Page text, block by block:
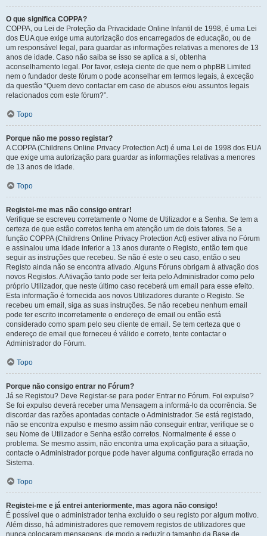
O que significa COPPA?
COPPA, ou Lei de Proteção da Privacidade Online Infantil de 1998, é uma Lei
dos EUA que exige uma autorização dos encarregados de educação, ou de
um responsável legal, para guardar as informações relativas a menores de 13
anos de idade. Caso não saiba se isso se aplica a si, obtenha
aconselhamento legal. Por favor, esteja ciente de que nem o phpBB Limited
nem o fundador deste fórum o pode aconselhar em termos legais, à exceção
da questão “Quem devo contactar em caso de abusos e/ou assuntos legais
relacionados com este fórum?”.
Topo
Porque não me posso registar?
A COPPA (Childrens Online Privacy Protection Act) é uma Lei de 1998 dos EUA
que exige uma autorização para guardar as informações relativas a menores
de 13 anos de idade.
Topo
Registei-me mas não consigo entrar!
Verifique se escreveu corretamente o Nome de Utilizador e a Senha. Se tem a
certeza de que estão corretos tenha em atenção um de dois fatores. Se a
função COPPA (Childrens Online Privacy Protection Act) estiver ativa no Fórum
e assinalou uma idade inferior a 13 anos durante o Registo, então tem que
seguir as instruções que recebeu. Se não é este o seu caso, então o seu
Registo ainda não se encontra ativado. Alguns Fóruns obrigam à ativação dos
novos Registos. A Ativação tanto pode ser feita pelo Administrador como pelo
próprio Utilizador, que neste último caso receberá um email para esse efeito.
Esta informação é fornecida aos novos Utilizadores durante o Registo. Se
recebeu um email, siga as suas instruções. Se não recebeu nenhum email
pode ter escrito incorretamente o endereço de email ou então está
considerado como spam pelo seu cliente de email. Se tem certeza que o
endereço de email que forneceu é válido e correto, tente contactar o
Administrador do Fórum.
Topo
Porque não consigo entrar no Fórum?
Já se Registou? Deve Registar-se para poder Entrar no Fórum. Foi expulso?
Se foi expulso deverá receber uma Mensagem a informá-lo da ocorrência. Se
discordar das razões apontadas contacte o Administrador. Se está registado,
não se encontra expulso e mesmo assim não conseguir entrar, verifique se o
seu Nome de Utilizador e Senha estão corretos. Normalmente é esse o
problema. Se mesmo assim, não encontra uma explicação para a situação,
contacte o Administrador porque pode haver alguma configuração errada no
Sistema.
Topo
Registei-me e já entrei anteriormente, mas agora não consigo!
É possível que o administrador tenha excluído o seu registo por algum motivo.
Além disso, há administradores que removem registos de utilizadores que
nunca colocaram mensagens, de modo a reduzir o tamanho da Base de